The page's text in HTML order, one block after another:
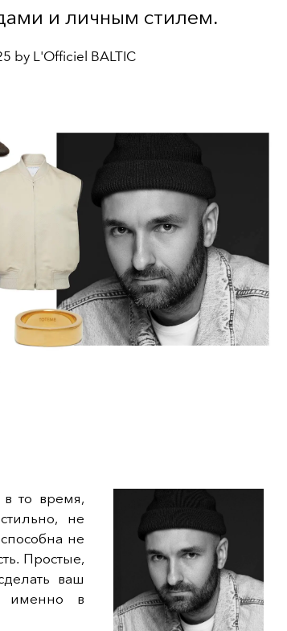
и личным стилем.
by L'Officiel BALTIC
то время,
не
не
Простые,
ваш
именно в